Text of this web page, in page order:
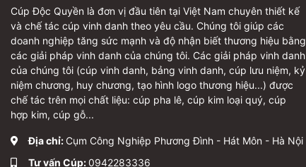
Cúp Độc Quyền là đơn vị đầu tiên tại Việt Nam chuyên thiết kế
và chế tác cúp vinh danh theo yêu cầu. Chúng tôi giúp các
doanh nghiệp tăng sức mạnh và độ nhận biết thương hiệu bằng
các giải pháp vinh danh của chúng tôi. Các giải pháp vinh danh
của chúng tôi (cúp vinh danh, bảng vinh danh, cúp lưu niệm, kỷ
niệm chương, huy chương, tạo hình logo thương hiệu...) được
chế tác trên mọi chất liệu: cúp pha lê, cúp kim loại quý, cúp
hợp kim, cúp gỗ...
Địa chỉ: Cụm Công Nghiệp Phương Đình - Hát Môn - Hà Nội
Tư vấn Cúp:0942283336